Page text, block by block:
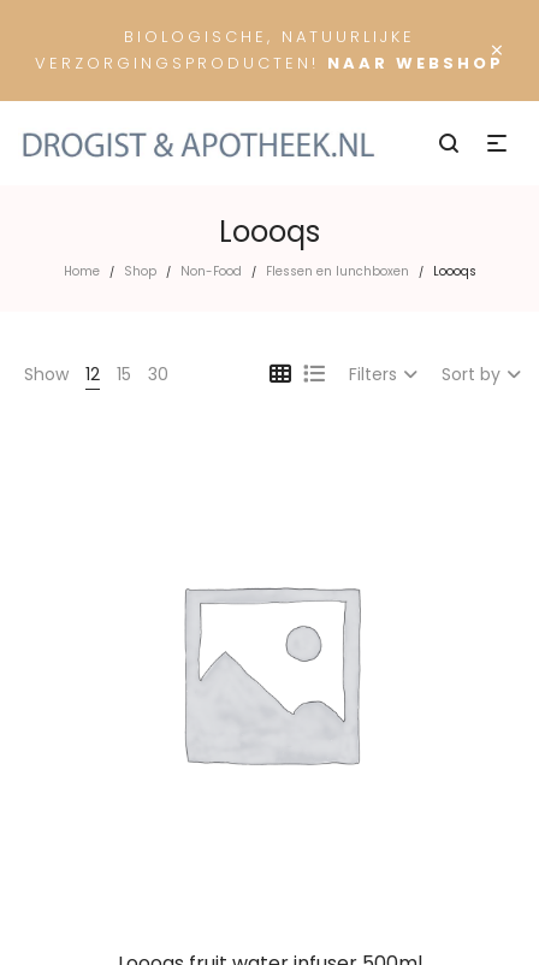
×
BIOLOGISCHE, NATUURLIJKE
VERZORGINGSPRODUCTEN! NAAR WEBSHOP
Loooqs
Home / Shop / Non-Food / Flessen en lunchboxen / Loooqs
Show 12 15 30 Filters Sort by